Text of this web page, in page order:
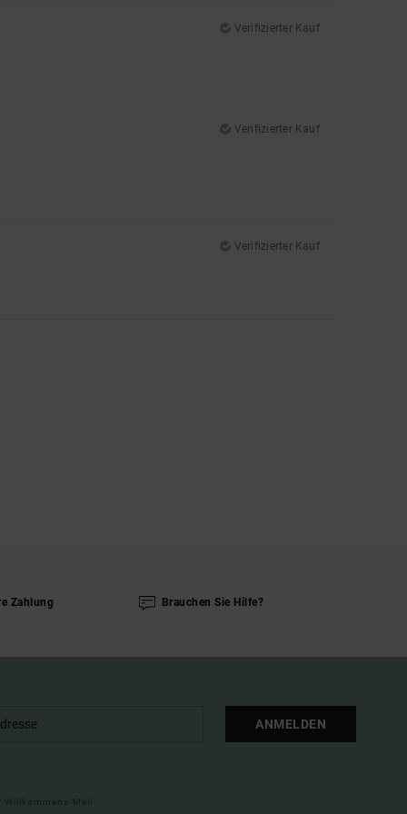
Verifizierter Kauf
Verifizierter Kauf
Verifizierter Kauf
Zahlung Brauchen Sie Hilfe?
ANMELDEN
Mail